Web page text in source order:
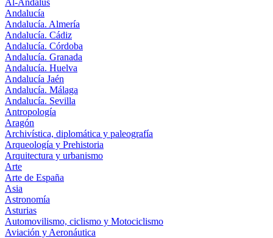
Al-Andalus
Andalucía
Andalucía. Almería
Andalucía. Cádiz
Andalucía. Córdoba
Andalucía. Granada
Andalucía. Huelva
Andalucía Jaén
Andalucía. Málaga
Andalucía. Sevilla
Antropología
Aragón
Archivística, diplomática y paleografía
Arqueología y Prehistoria
Arquitectura y urbanismo
Arte
Arte de España
Asia
Astronomía
Asturias
Automovilismo, ciclismo y Motociclismo
Aviación y Aeronáutica